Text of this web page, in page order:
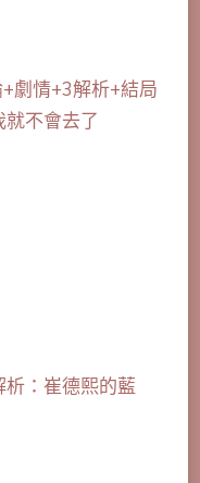
劇情+3解析+結局
不會去了
析：崔德熙的藍